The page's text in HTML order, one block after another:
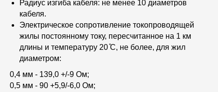
Радиус изгиба кабеля: не менее 10 диаметров
кабеля.
Электрическое сопротивление токопроводящей
жилы постоянному току, пересчитанное на 1 км
длины и температуру 20 ̊С, не более, для жил
диаметром:
0,4 мм - 139,0 +/-9 Ом;
0,5 мм - 90 +5,9/-6,0 Ом;